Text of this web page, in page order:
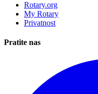
Rotary.org
My Rotary
Privatnost
Pratite nas